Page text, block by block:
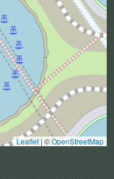
Leaflet | ©OpenStreetMap